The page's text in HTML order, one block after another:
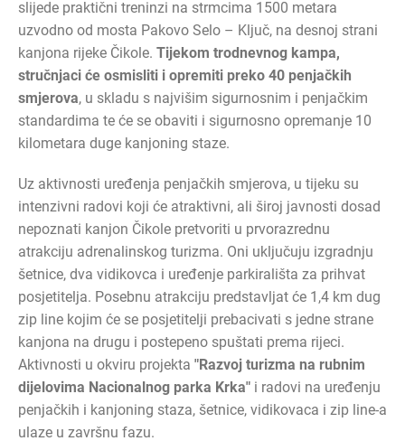
slijede praktični treninzi na strmcima 1500 metara
uzvodno od mosta Pakovo Selo – Ključ, na desnoj strani
kanjona rijeke Čikole. Tijekom trodnevnog kampa,
stručnjaci će osmisliti i opremiti preko 40 penjačkih
smjerova, u skladu s najvišim sigurnosnim i penjačkim
standardima te će se obaviti i sigurnosno opremanje 10
kilometara duge kanjoning staze.
Uz aktivnosti uređenja penjačkih smjerova, u tijeku su
intenzivni radovi koji će atraktivni, ali široj javnosti dosad
nepoznati kanjon Čikole pretvoriti u prvorazrednu
atrakciju adrenalinskog turizma. Oni uključuju izgradnju
šetnice, dva vidikovca i uređenje parkirališta za prihvat
posjetitelja. Posebnu atrakciju predstavljat će 1,4 km dug
zip line kojim će se posjetitelji prebacivati s jedne strane
kanjona na drugu i postepeno spuštati prema rijeci.
Aktivnosti u okviru projekta "Razvoj turizma na rubnim
dijelovima Nacionalnog parka Krka" i radovi na uređenju
penjačkih i kanjoning staza, šetnice, vidikovaca i zip line-a
ulaze u završnu fazu.